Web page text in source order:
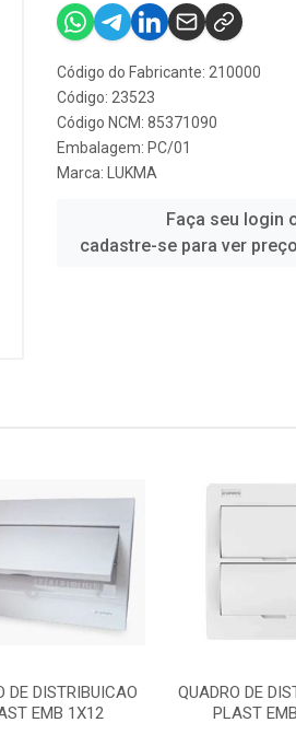
Código do Fabricante: 210000
Código: 23523
Código NCM: 85371090
Embalagem: PC/01
Marca:
LUKMA
Faça seu login
cadastre-se para ver
DE DISTRIBUICAO
EMB 2X12
QUADRO DE
PLAST